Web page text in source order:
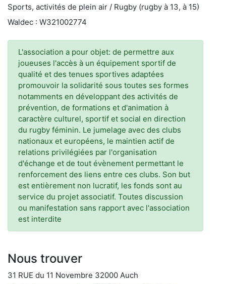
Sports, activités de plein air / Rugby (rugby à 13, à 15)
Waldec : W321002774
L'association a pour objet: de permettre aux
joueuses l'accès à un équipement sportif de
qualité et des tenues sportives adaptées
promouvoir la solidarité sous toutes ses formes
notamments en développant des activités de
prévention, de formations et d'animation à
caractère culturel, sportif et social en direction
du rugby féminin. Le jumelage avec des clubs
nationaux et européens, le maintien actif de
relations privilégiées par l'organisation
d'échange et de tout évènement permettant le
renforcement des liens entre ces clubs. Son but
est entièrement non lucratif, les fonds sont au
service du projet associatif. Toutes discussion
ou manifestation sans rapport avec l'association
est interdite
Nous trouver
31 RUE du 11 Novembre 32000 Auch